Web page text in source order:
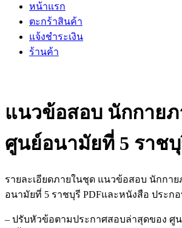
หน้าแรก
ตะกร้าสินค้า
แจ้งชำระเงิน
ร้านค้า
แนวข้อสอบ นักกาย
ศูนย์อนามัยที่ 5 ราช
รายละเอียดภายในชุด แนวข้อสอบ นักกา
อนามัยที่ 5 ราชบุรี PDFและหนังสือ ประก
– ปรับหัวข้อตามประกาศสอบล่าสุดของ ศู